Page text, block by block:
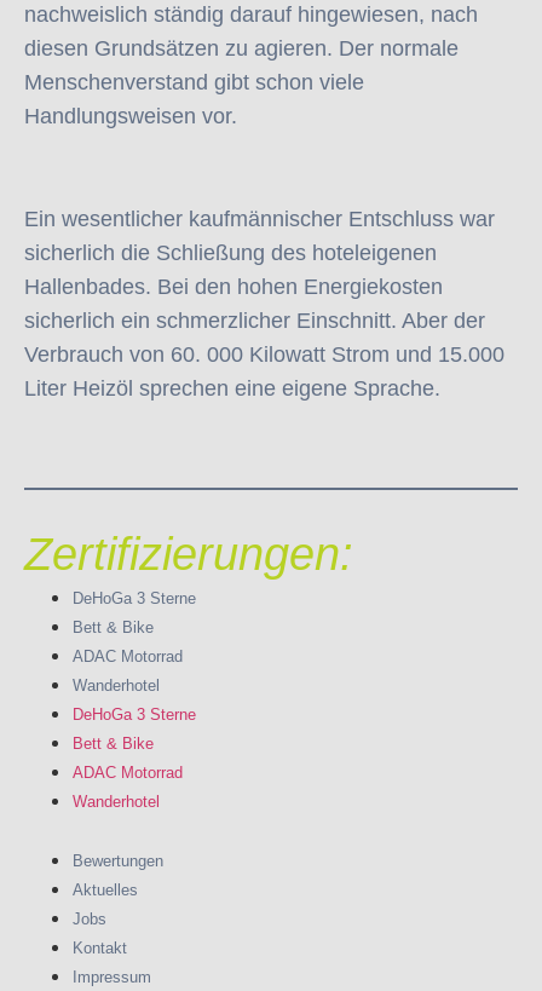
nachweislich ständig darauf hingewiesen, nach
diesen Grundsätzen zu agieren. Der normale
Menschenverstand gibt schon viele
Handlungsweisen vor.
Ein wesentlicher kaufmännischer Entschluss war
sicherlich die Schließung des hoteleigenen
Hallenbades. Bei den hohen Energiekosten
sicherlich ein schmerzlicher Einschnitt. Aber der
Verbrauch von 60. 000 Kilowatt Strom und 15.000
Liter Heizöl sprechen eine eigene Sprache.
Zertifizierungen:
DeHoGa 3 Sterne
Bett & Bike
ADAC Motorrad
Wanderhotel
DeHoGa 3 Sterne
Bett & Bike
ADAC Motorrad
Wanderhotel
Bewertungen
Aktuelles
Jobs
Kontakt
Impressum